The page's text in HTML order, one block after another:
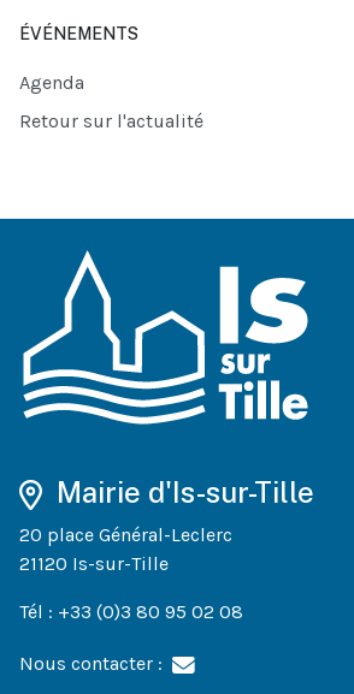
ÉVÉNEMENTS
Agenda
Retour sur l'actualité
Mairie d'Is-sur-Tille
20 place Général-Leclerc
21120 Is-sur-Tille
Tél : +33 (0)3 80 95 02 08
Nous contacter :